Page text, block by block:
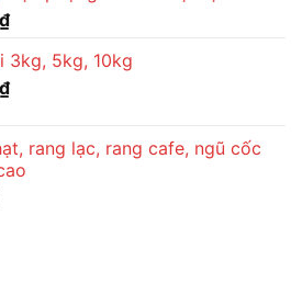
₫
3kg, 5kg, 10kg
₫
rang lạc, rang cafe, ngũ cốc